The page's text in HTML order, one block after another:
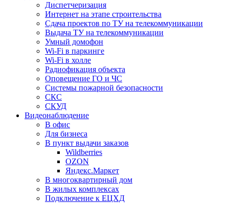
Диспетчеризация
Интернет на этапе строительства
Сдача проектов по ТУ на телекоммуникации
Выдача ТУ на телекоммуникации
Умный домофон
Wi-Fi в паркинге
Wi-Fi в холле
Радиофикация объекта
Оповещение ГО и ЧС
Системы пожарной безопасности
СКС
СКУД
Видеонаблюдение
В офис
Для бизнеса
В пункт выдачи заказов
Wildberries
OZON
Яндекс.Маркет
В многоквартирный дом
В жилых комплексах
Подключение к ЕЦХД